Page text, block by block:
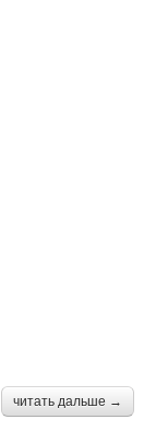
читать дальше →